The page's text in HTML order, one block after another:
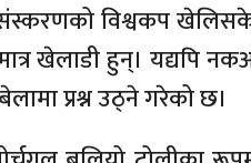
विश्वकप
खेलाडी हुन्। यद्यपि
प्रश्न उठ्ने गरेको छ।